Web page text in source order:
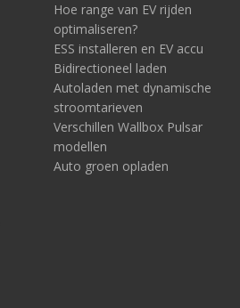
Hoe range van EV rijden
optimaliseren?
ESS installeren en EV accu
Bidirectioneel laden
Autoladen met dynamische
stroomtarieven
Verschillen Wallbox Pulsar
modellen
Auto groen opladen